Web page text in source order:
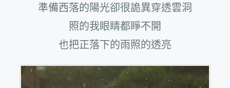
準備西落的陽光卻很詭異穿透雲洞
照的我眼睛都睜不開
也把正落下的雨照的透亮